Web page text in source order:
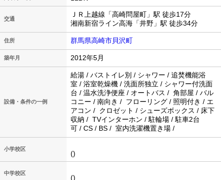
交通
ＪＲ上越線「高崎問屋町」駅 徒歩17分
湘南新宿ライン高海「井野」駅 徒歩34分
住所 群馬県高崎市貝沢町
築年月 2012年5月
設備・条件の一例
給湯 / バストイレ別 / シャワー / 追焚機能浴
室 / 浴室乾燥機 / 洗面所独立 / シャワー付洗面
台 / 温水洗浄便座 / オートバス / 角部屋 / バル
コニー / 南向き / フローリング / 照明付き / エ
アコン / クロゼット / シューズボックス / 床下
収納 / TVインターホン / 駐輪場 / 駐車2台
可 / CS / BS / 室内洗濯機置き場 /
小学校区
()
中学校区
()